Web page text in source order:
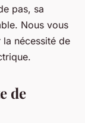
pas, sa
Nous vous
nécessité de
de